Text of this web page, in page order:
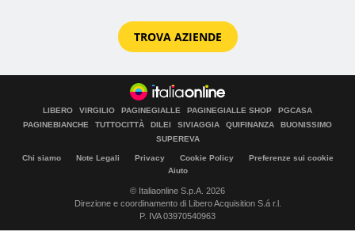
TROVA AZIENDE
LIBERO VIRGILIO PAGINEGIALLE PAGINEGIALLE SHOP
PGCASA
PAGINEBIANCHE
TUTTOCITTÀ DILEI SIVIAGGIA QUIFINANZA
BUONISSIMO
SUPEREVA
Chi siamo Note Legali Privacy Cookie Policy
Preferenze sui cookie
Aiuto
© Italiaonline S.p.A. 2026
Direzione e coordinamento di Libero Acquisition S.á r.l.
P. IVA 03970540963